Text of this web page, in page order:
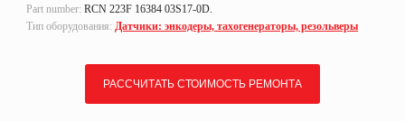
Part number: RCN 223F 16384 03S17-0D.
Тип оборудования: Датчики: энкодеры, тахогенераторы, резольверы
РАССЧИТАТЬ СТОИМОСТЬ РЕМОНТА